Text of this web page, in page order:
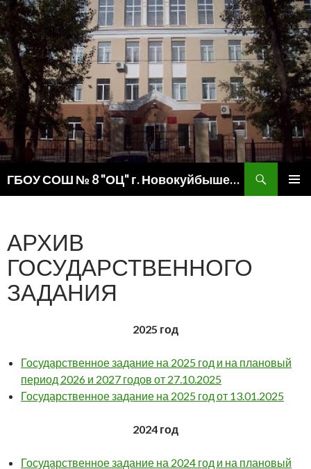
ГБОУ СОШ № 8 "ОЦ" г. Новокуйбышевска
АРХИВ
ГОСУДАРСТВЕННОГО
ЗАДАНИЯ
2025 год
Государственное задание на 2025 год и на плановый
период 2026 и 2027 годов от 27.10.2025
Государственное задание на 2025 год от 13.01.2025
2024 год
Государственное задание на 2024 год и на плановый